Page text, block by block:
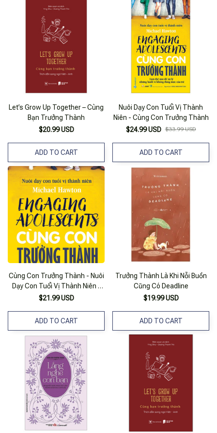
Let’s Grow Up Together – Cùng
Bạn Trưởng Thành
$20.99 USD
ADD TO CART
Nuôi Dạy Con Tuổi Vị Thành
Niên - Cùng Con Trưởng Thành
$24.99 USD $33.99 USD
ADD TO CART
Cùng Con Trưởng Thành - Nuôi
Dạy Con Tuổi Vị Thành Niên -
Vanlangbooks
$21.99 USD
ADD TO CART
Trưởng Thành Là Khi Nỗi Buồn
Cũng Có Deadline
$19.99 USD
ADD TO CART